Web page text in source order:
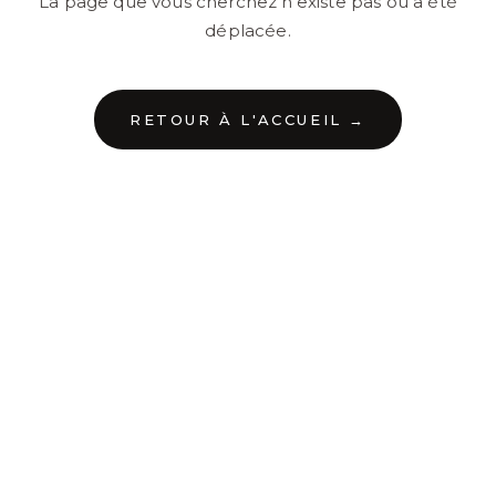
déplacée.
RETOUR À L'ACCUEIL →